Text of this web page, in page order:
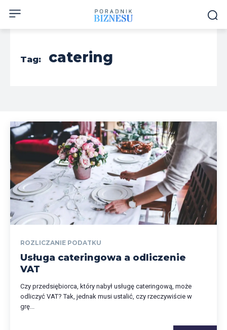
Tag: catering
ROZLICZANIE PODATKU
Usługa cateringowa a odliczenie
VAT
Czy przedsiębiorca, który nabył usługę cateringową, może
odliczyć VAT? Tak, jednak musi ustalić, czy rzeczywiście w
grę...